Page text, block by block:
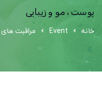
پوست ، مو و زیبایی
خانه Event مراقبت